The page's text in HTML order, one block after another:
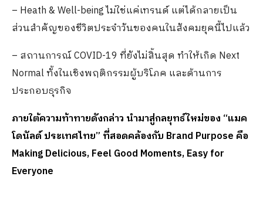
– Heath & Well-being ไม่ใช่แค่เทรนด์ แต่ได้กลายเป็น
ส่วนสำคัญของชีวิตประจำวันของคนในสังคมยุคนี้ไปแล้ว
– สถานการณ์ COVID-19 ที่ยังไม่สิ้นสุด ทำให้เกิด Next
Normal ทั้งในเชิงพฤติกรรมผู้บริโภค และด้านการ
ประกอบธุรกิจ
ภายใต้ความท้าทายดังกล่าว นำมาสู่กลยุทธ์ใหม่ของ “แมค
โดนัลด์ ประเทศไทย”​ ที่สอดคล้องกับ Brand Purpose คือ
Making Delicious, Feel Good Moments, Easy for
Everyone